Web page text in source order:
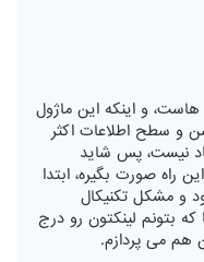
و اینکه این ماژول
و سطح اطلاعات اکثر
نیست، پس شاید
راه صورت بگیره، ابتدا
و مشکل تکنیکال
بتونم لینکتون رو درج
می پردازم.